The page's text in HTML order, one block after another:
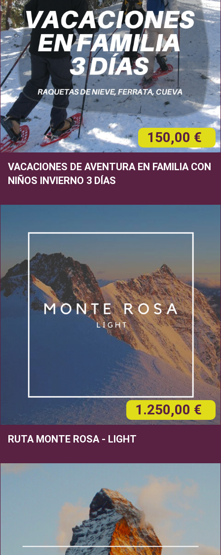
150,00 €
VACACIONES DE AVENTURA EN FAMILIA CON
NIÑOS INVIERNO 3 DÍAS
1.250,00 €
RUTA MONTE ROSA - LIGHT